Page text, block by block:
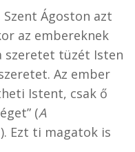
Szent Ágoston azt
az embereknek
szeretet tüzét Isten
Az ember
Istent, csak ő
(A
Ezt ti magatok is